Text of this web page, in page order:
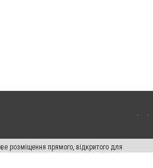
розміщення прямого, відкритого для